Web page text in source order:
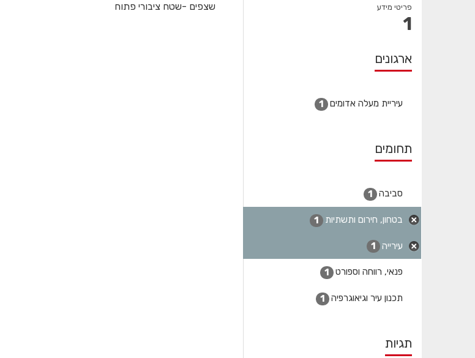
פריטי מידע
1
ארגונים
עיריית מעלה אדומים 1
תחומים
סביבה 1
בטחון, חירום ותשתיות 1
עירייה 1
פנאי, רווחה וספורט 1
תכנון עיר וגיאוגרפיה 1
תגיות
שצפים -שטח ציבורי פתוח